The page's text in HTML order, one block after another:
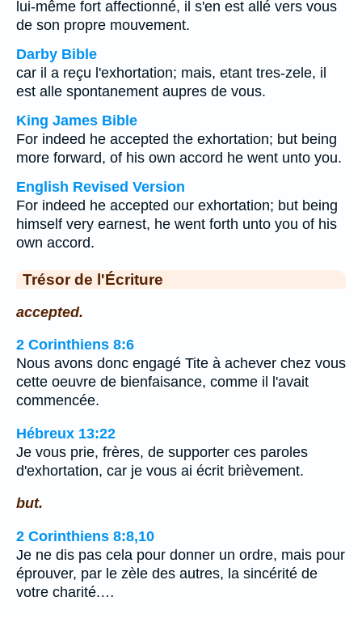
lui-même fort affectionné, il s'en est allé vers vous
de son propre mouvement.
Darby Bible
car il a reçu l'exhortation; mais, etant tres-zele, il
est alle spontanement aupres de vous.
King James Bible
For indeed he accepted the exhortation; but being
more forward, of his own accord he went unto you.
English Revised Version
For indeed he accepted our exhortation; but being
himself very earnest, he went forth unto you of his
own accord.
Trésor de l'Écriture
accepted.
2 Corinthiens 8:6
Nous avons donc engagé Tite à achever chez vous
cette oeuvre de bienfaisance, comme il l'avait
commencée.
Hébreux 13:22
Je vous prie, frères, de supporter ces paroles
d'exhortation, car je vous ai écrit brièvement.
but.
2 Corinthiens 8:8,10
Je ne dis pas cela pour donner un ordre, mais pour
éprouver, par le zèle des autres, la sincérité de
votre charité.…